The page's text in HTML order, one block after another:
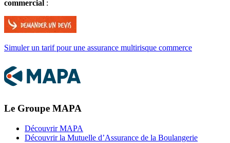
commercial :
Simuler un tarif pour une assurance multirisque commerce
Le Groupe MAPA
Découvrir MAPA
Découvrir la Mutuelle d’Assurance de la Boulangerie